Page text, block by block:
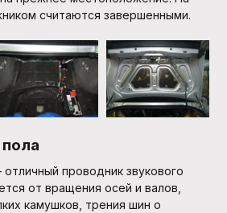
считаются завершенными.
проводник звукового
от вращения осей и валов,
камушков, трения шин о